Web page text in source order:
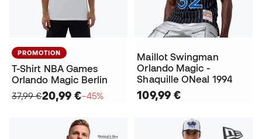
PROMOTION
T-Shirt NBA Games
Orlando Magic Berlin
37,99 €20,99 €−45%
Maillot Swingman
Orlando Magic -
Shaquille ONeal 1994
109,99 €